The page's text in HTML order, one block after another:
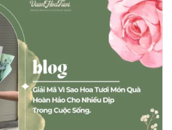
đa dạng về màu sắc, chủng loại [...]